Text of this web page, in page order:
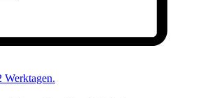
Werktagen.